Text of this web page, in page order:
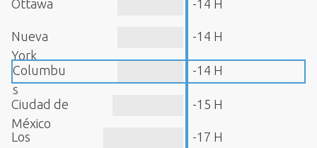
Ottawa -14 H
Nueva
York
-14 H
Columbu
s
-14 H
Ciudad de
México
-15 H
Los
-17 H